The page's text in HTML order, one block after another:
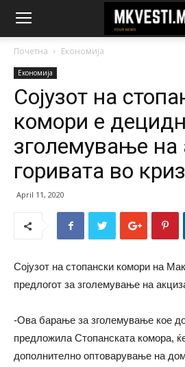
Почетна Економија
Економија
Сојузот на
комори е
зголемување на
горивата во
April 11, 2020
Сојузот на стопански комори на
предлогот за зголемување на
-Ова барање за зголемување кое
предложила Стопанската комора,
дополнително оптоварување на